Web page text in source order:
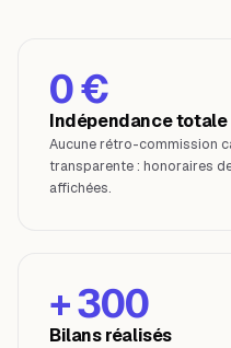
0 €
Indépendance totale
Aucune rétro-commission
transparente : honoraires
affichées.
+ 300
Bilans réalisés